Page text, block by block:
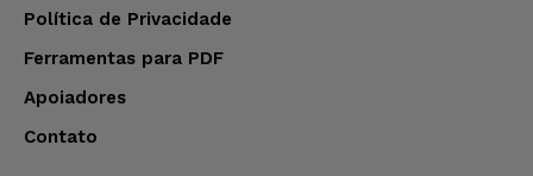
Política de Privacidade
Ferramentas para PDF
Apoiadores
Contato